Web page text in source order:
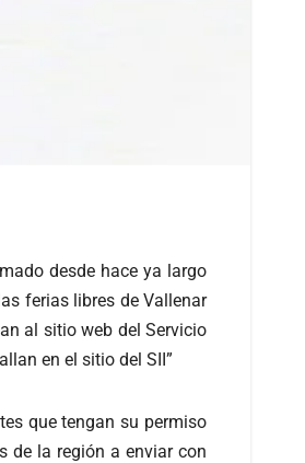
desde hace ya largo
ferias libres de Vallenar
al sitio web del Servicio
en el sitio del SII”
que tengan su permiso
de la región a enviar con